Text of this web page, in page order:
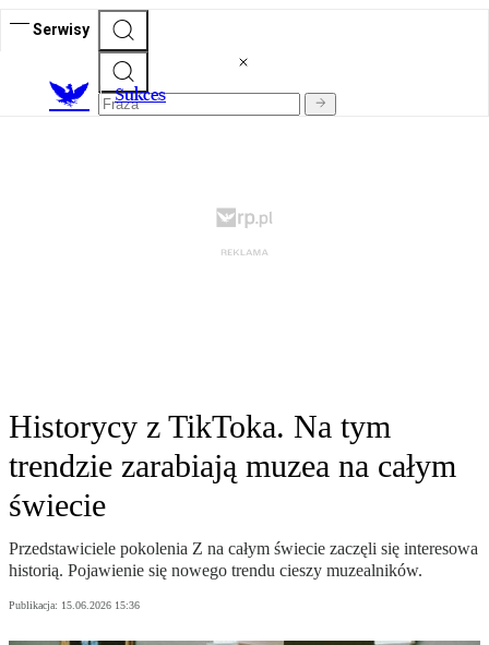
Serwisy
Sukces
Historycy z TikToka. Na tym
trendzie zarabiają muzea na całym
świecie
Przedstawiciele pokolenia Z na całym świecie zaczęli się interesowa
historią. Pojawienie się nowego trendu cieszy muzealników.
Publikacja: 15.06.2026 15:36